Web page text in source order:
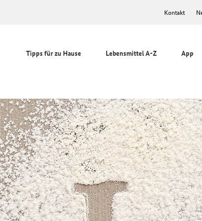
Kontakt
Tipps für zu Hause Lebensmittel A-Z App